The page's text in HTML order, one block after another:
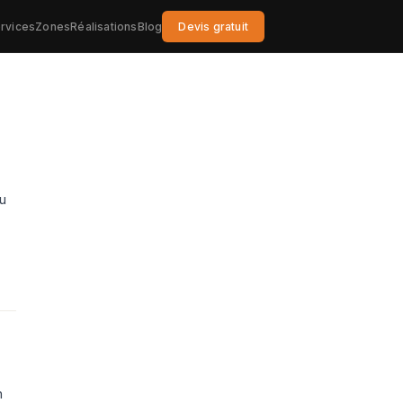
ZonesRéalisationsBlog Devis gratuit